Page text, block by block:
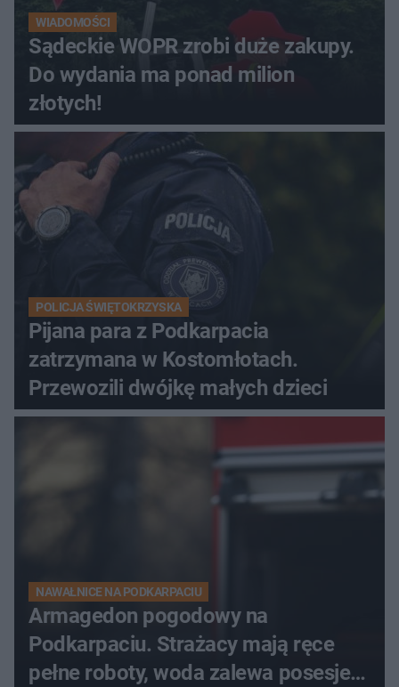
WIADOMOŚCI
Sądeckie WOPR zrobi duże zakupy.
Do wydania ma ponad milion
złotych!
POLICJA ŚWIĘTOKRZYSKA
Pijana para z Podkarpacia
zatrzymana w Kostomłotach.
Przewozili dwójkę małych dzieci
NAWAŁNICE NA PODKARPACIU
Armagedon pogodowy na
Podkarpaciu. Strażacy mają ręce
pełne roboty, woda zalewa posesje i